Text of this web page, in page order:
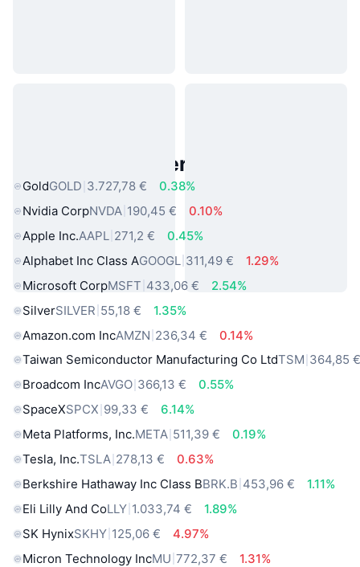
Beliebte reale Vermögenswerte
GoldGOLD 3.727,78 €
0.38%
Nvidia CorpNVDA 190,45 €
0.10%
Apple Inc.AAPL 271,2 €
0.45%
Alphabet Inc Class AGOOGL 311,49 €
1.29%
Microsoft CorpMSFT 433,06 €
2.54%
SilverSILVER 55,18 €
1.35%
Amazon.com IncAMZN 236,34 €
0.14%
Taiwan Semiconductor Manufacturing Co LtdTSM 364,85
Broadcom IncAVGO 366,13 €
0.55%
SpaceXSPCX 99,33 €
6.14%
Meta Platforms, Inc.META 511,39 €
0.19%
Tesla, Inc.TSLA 278,13 €
0.63%
Berkshire Hathaway Inc Class BBRK.B 453,96 €
1.11%
Eli Lilly And CoLLY 1.033,74 €
1.89%
SK HynixSKHY 125,06 €
4.97%
Micron Technology IncMU 772,37 €
1.31%